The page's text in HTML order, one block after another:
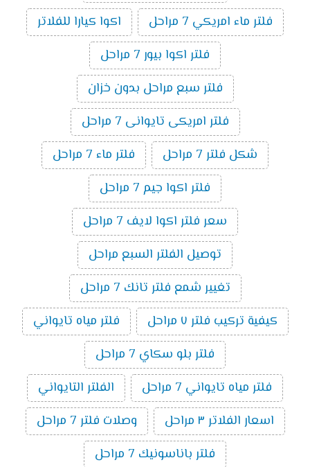
فلتر ماء امريكي 7 مراحل
اكوا كيارا للفلاتر
فلتر اكوا بيور 7 مراحل
فلتر سبع مراحل بدون خزان
فلتر امريكى تايوانى 7 مراحل
شكل فلتر 7 مراحل
فلتر ماء 7 مراحل
فلتر اكوا جيم 7 مراحل
سعر فلتر اكوا لايف 7 مراحل
توصيل الفلتر السبع مراحل
تغيير شمع فلتر تانك 7 مراحل
كيفية تركيب فلتر ٧ مراحل
فلتر مياه تايواني
فلتر بلو سكاي 7 مراحل
فلتر مياه تايواني 7 مراحل
الفلتر التايواني
اسعار الفلاتر ٣ مراحل
وصلات فلتر 7 مراحل
فلتر باناسونيك 7 مراحل